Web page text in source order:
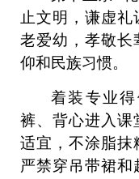
止文明，谦虚
老爱幼，孝敬长
仰和民族习惯。
着装专业
裤、背心进入课
适宜， 不涂脂抹
严禁穿吊带裙和